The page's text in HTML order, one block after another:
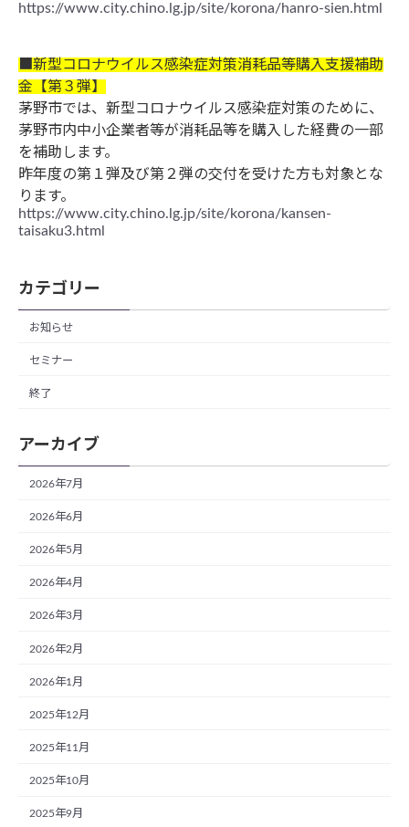
https://www.city.chino.lg.jp/site/korona/hanro-sien.html
■新型コロナウイルス感染症対策消耗品等購入支援補助
金【第３弾】
茅野市では、新型コロナウイルス感染症対策のために、
茅野市内中小企業者等が消耗品等を購入した経費の一部
を補助します。
昨年度の第１弾及び第２弾の交付を受けた方も対象とな
ります。
https://www.city.chino.lg.jp/site/korona/kansen-
taisaku3.html
カテゴリー
お知らせ
セミナー
終了
アーカイブ
2026年7月
2026年6月
2026年5月
2026年4月
2026年3月
2026年2月
2026年1月
2025年12月
2025年11月
2025年10月
2025年9月